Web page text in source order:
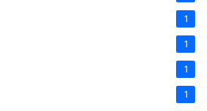
1
1
1
1